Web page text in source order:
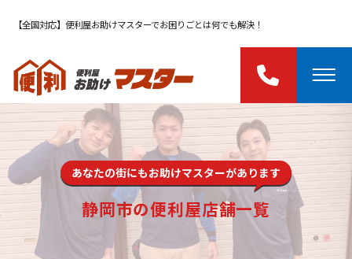
【全国対応】便利屋お助けマスターでお困りごとは何でも解決！
あなたの街にもお助けマスターがあります
静岡市の便利屋店舗一覧